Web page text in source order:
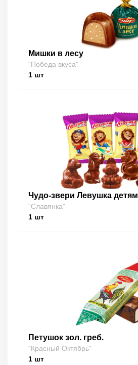
Мишки в лесу
"Победа вкуса"
1 шт
Чудо-звери Левушка детям
"Славянка"
1 шт
Петушок зол. греб.
"Красный Октябрь"
1 шт